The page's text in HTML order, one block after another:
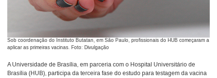
Sob coordenação do Instituto Butatan, em São Paulo, profissionais do HUB começaram a
aplicar as primeiras vacinas. Foto: Divulgação
A Universidade de Brasília, em parceria com o Hospital Universitário de
Brasília (HUB), participa da terceira fase do estudo para testagem da vacina